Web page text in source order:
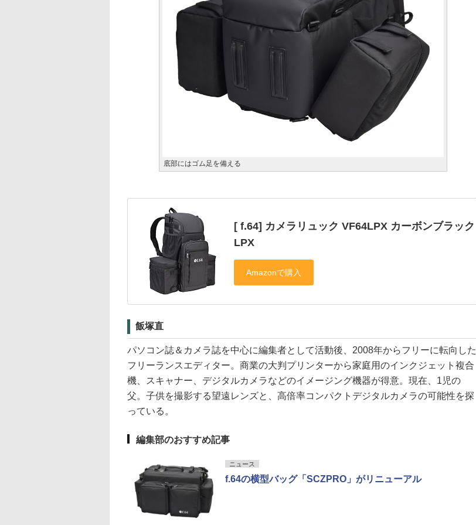
底部にはゴム足を備える
[ f.64] カメラリュック VF64LPX カーボンブラック
LPX
飯塚直
パソコン誌＆カメラ誌を中心に編集者として活動後、2008年からフリーに転向した
フリーランスエディター。商業の大判プリンターから家庭用のインクジェット複合
機、スキャナー、デジタルカメラなどのイメージング機器が得意。現在、1児の
父。子供を撮影する望遠レンズと、高倍率コンパクトデジタルカメラの可能性を探
っている。
編集部のおすすめ記事
ニュース
f.64の横型バッグ「SCZPRO」がリニューアル